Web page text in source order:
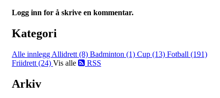
Logg inn for å skrive en kommentar.
Kategori
Alle innlegg Allidrett (8) Badminton (1) Cup (13) Fotball (191)
Friidrett (24) Vis alle RSS
Arkiv